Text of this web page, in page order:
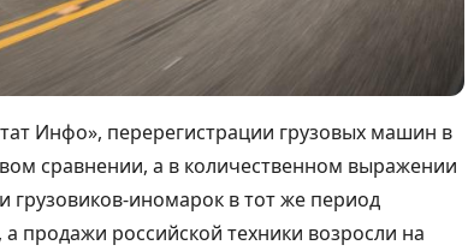
Инфо», перерегистрации грузовых машин в
сравнении, а в количественном выражении
грузовиков-иномарок в тот же период
продажи российской техники возросли на